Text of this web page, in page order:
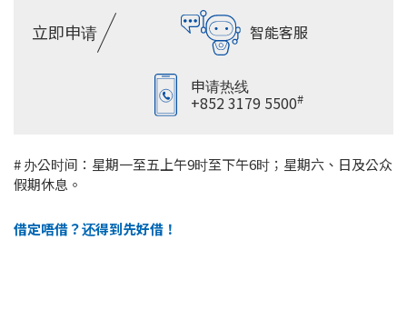
立即申请 智能客服
申请热线
+852 3179 5500#
# 办公时间：星期一至五上午9时至下午6时；星期六、日及公众
假期休息。
借定唔借？还得到先好借！